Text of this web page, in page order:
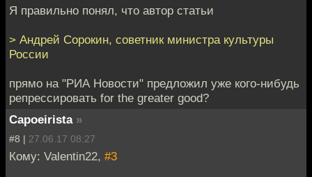
Я правильно понял, что автор статьи
> Андрей Сорокин, советник министра культуры
России
прямо на "РИА Новости" предложил уже кого-нибудь
репрессировать for the greater good?
Capoeirista »
#8 | 27.06.17 08:27
Кому: Valentin22, #3